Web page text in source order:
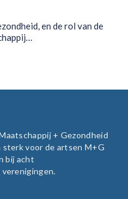
en de rol van de
+ Gezondheid
sterk voor de artsen M+G
bij acht